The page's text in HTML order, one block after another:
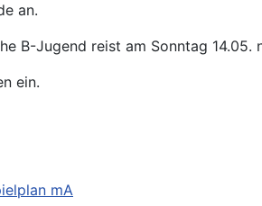
an.
B-Jugend reist am Sonntag 14.05.
ein.
mA